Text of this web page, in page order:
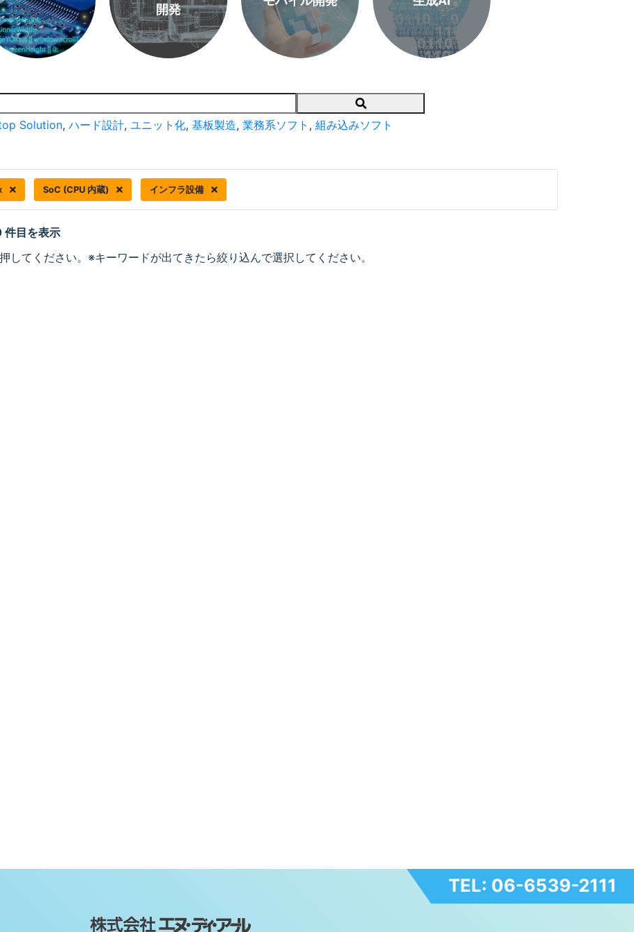
開発
Search
Solution, ハード設計, ユニット化, 基板製造, 業務系ソフト , 組み込みソフト
SoC (CPU 内蔵) インフラ設備
件目を表示
してください。※キーワードが出てきたら絞り込んで選択してください。
TEL: 06-6539-2111